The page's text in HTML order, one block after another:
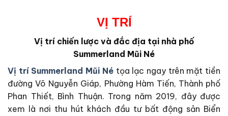
VỊ TRÍ
Vị trí chiến lược và đắc địa tại nhà phố
Summerland Mũi Né
Vị trí Summerland Mũi Nétọa lạc ngay trên mặt tiền
đường Võ Nguyễn Giáp, Phường Hàm Tiến, Thành phố
Phan Thiết, Bình Thuận. Trong năm 2019, đây được
xem là nơi thu hút khách đầu tư bất động sản Biển